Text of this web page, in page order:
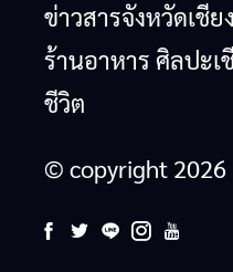
ข่าวสารจังหวัดเชีย
ร้านอาหาร ศิลปะเ
ชีวิต
© copyright 2026